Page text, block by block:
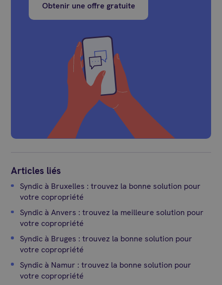
Articles liés
Syndic à Bruxelles : trouvez la bonne solution pour
votre copropriété
Syndic à Anvers : trouvez la meilleure solution pour
votre copropriété
Syndic à Bruges : trouvez la bonne solution pour
votre copropriété
Syndic à Namur : trouvez la bonne solution pour
votre copropriété
Obtenir une offre gratuite